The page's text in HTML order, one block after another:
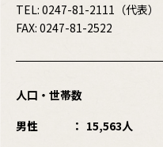
TEL: 0247-81-2111 （代表）
FAX: 0247-81-2522
人口・世帯数
男性
15,563人